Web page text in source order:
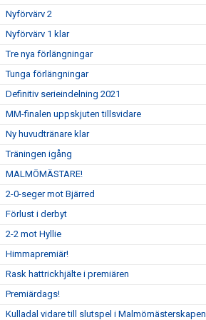
Nyförvärv 2
Nyförvärv 1 klar
Tre nya förlängningar
Tunga förlängningar
Definitiv serieindelning 2021
MM-finalen uppskjuten tillsvidare
Ny huvudtränare klar
Träningen igång
MALMÖMÄSTARE!
2-0-seger mot Bjärred
Förlust i derbyt
2-2 mot Hyllie
Himmapremiär!
Rask hattrickhjälte i premiären
Premiärdags!
Kulladal vidare till slutspel i Malmömästerskapen